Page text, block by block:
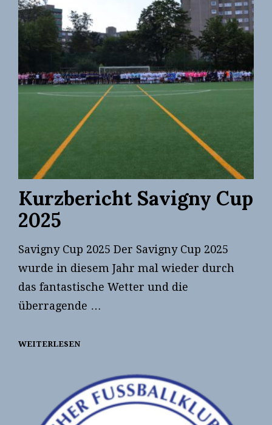
Kurzbericht Savigny Cup
2025
Savigny Cup 2025 Der Savigny Cup 2025
wurde in diesem Jahr mal wieder durch
das fantastische Wetter und die
überragende …
WEITERLESENKURZBERICHT